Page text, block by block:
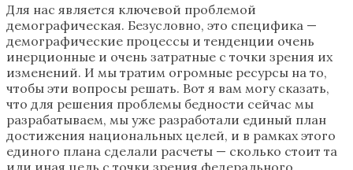
Для нас является ключевой проблемой
демографическая. Безусловно, это специфика —
демографические процессы и тенденции очень
инерционные и очень затратные с точки зрения их
изменений. И мы тратим огромные ресурсы на то,
чтобы эти вопросы решать. Вот я вам могу сказать,
что для решения проблемы бедности сейчас мы
разрабатываем, мы уже разработали единый план
достижения национальных целей, и в рамках этого
единого плана сделали расчеты — сколько стоит та
или иная цель с точки зрения федерального